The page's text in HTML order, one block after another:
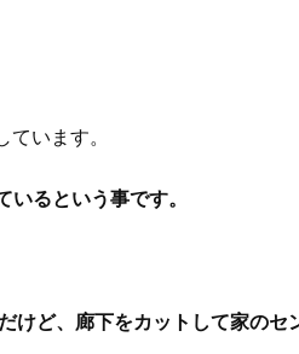
います。
るという事です。
ど、廊下をカットして家の